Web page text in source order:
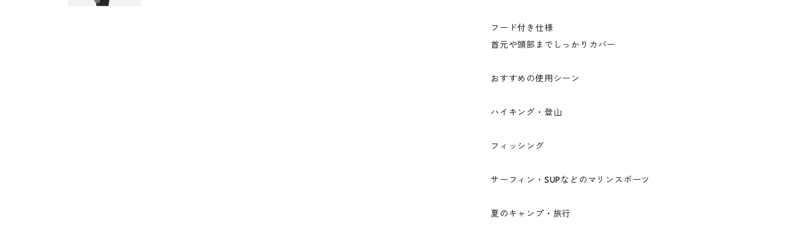
フード付き仕様
首元や頭部までしっかりカバー
おすすめの使用シーン
ハイキング・登山
フィッシング
サーフィン・SUPなどのマリンスポーツ
夏のキャンプ・旅行